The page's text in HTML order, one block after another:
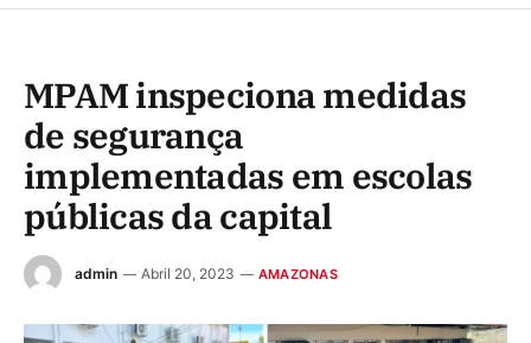
MPAM inspeciona medidas
de segurança
implementadas em escolas
públicas da capital
admin Abril 20, 2023 AMAZONAS